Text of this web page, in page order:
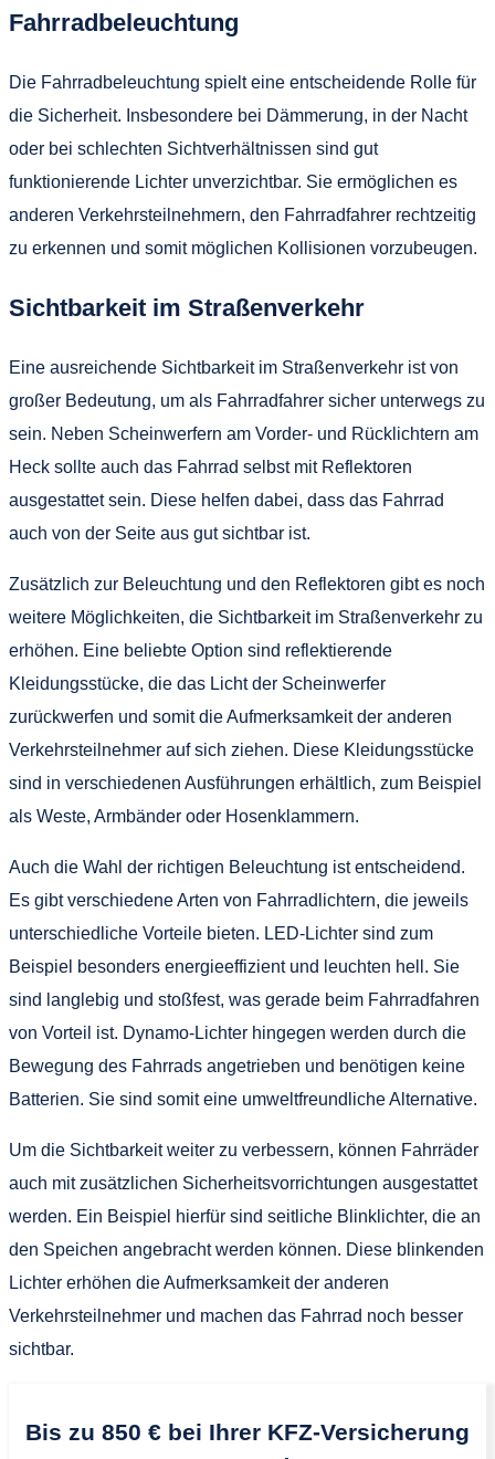
Fahrradbeleuchtung
Die Fahrradbeleuchtung spielt eine entscheidende Rolle für
die Sicherheit. Insbesondere bei Dämmerung, in der Nacht
oder bei schlechten Sichtverhältnissen sind gut
funktionierende Lichter unverzichtbar. Sie ermöglichen es
anderen Verkehrsteilnehmern, den Fahrradfahrer rechtzeitig
zu erkennen und somit möglichen Kollisionen vorzubeugen.
Sichtbarkeit im Straßenverkehr
Eine ausreichende Sichtbarkeit im Straßenverkehr ist von
großer Bedeutung, um als Fahrradfahrer sicher unterwegs zu
sein. Neben Scheinwerfern am Vorder- und Rücklichtern am
Heck sollte auch das Fahrrad selbst mit Reflektoren
ausgestattet sein. Diese helfen dabei, dass das Fahrrad
auch von der Seite aus gut sichtbar ist.
Zusätzlich zur Beleuchtung und den Reflektoren gibt es noch
weitere Möglichkeiten, die Sichtbarkeit im Straßenverkehr zu
erhöhen. Eine beliebte Option sind reflektierende
Kleidungsstücke, die das Licht der Scheinwerfer
zurückwerfen und somit die Aufmerksamkeit der anderen
Verkehrsteilnehmer auf sich ziehen. Diese Kleidungsstücke
sind in verschiedenen Ausführungen erhältlich, zum Beispiel
als Weste, Armbänder oder Hosenklammern.
Auch die Wahl der richtigen Beleuchtung ist entscheidend.
Es gibt verschiedene Arten von Fahrradlichtern, die jeweils
unterschiedliche Vorteile bieten. LED-Lichter sind zum
Beispiel besonders energieeffizient und leuchten hell. Sie
sind langlebig und stoßfest, was gerade beim Fahrradfahren
von Vorteil ist. Dynamo-Lichter hingegen werden durch die
Bewegung des Fahrrads angetrieben und benötigen keine
Batterien. Sie sind somit eine umweltfreundliche Alternative.
Um die Sichtbarkeit weiter zu verbessern, können Fahrräder
auch mit zusätzlichen Sicherheitsvorrichtungen ausgestattet
werden. Ein Beispiel hierfür sind seitliche Blinklichter, die an
den Speichen angebracht werden können. Diese blinkenden
Lichter erhöhen die Aufmerksamkeit der anderen
Verkehrsteilnehmer und machen das Fahrrad noch besser
sichtbar.
Bis zu 850 € bei Ihrer KFZ-Versicherung